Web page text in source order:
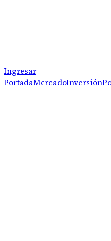
Ingresar
PortadaMercadoInversión